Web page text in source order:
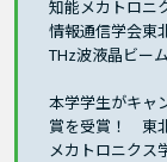
知能メカトロニ
情報通信学会東
THz波液晶ビー
本学学生がキャ
賞を受賞！ 東
メカトロニクス